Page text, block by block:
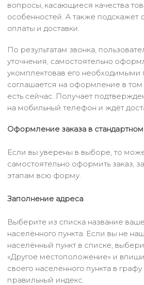
вопросы, касающиеся качества
особенностей. А также подскажет
оплаты и доставки.
По результатам звонка,
уточнения, самостоятельно
укомплектовав его
соглашается на оформление в том
есть сейчас. Получает
на мобильный телефон и ждёт
Оформление заказа в
Если вы уверены в выборе, то
самостоятельно оформить заказ,
этапам всю форму.
Заполнение адреса
Выберите из списка название
населённого пункта. Если вы не
населённый пункт в списке,
«Другое местоположение» и
своего населённого пункта в
правильный индекс.